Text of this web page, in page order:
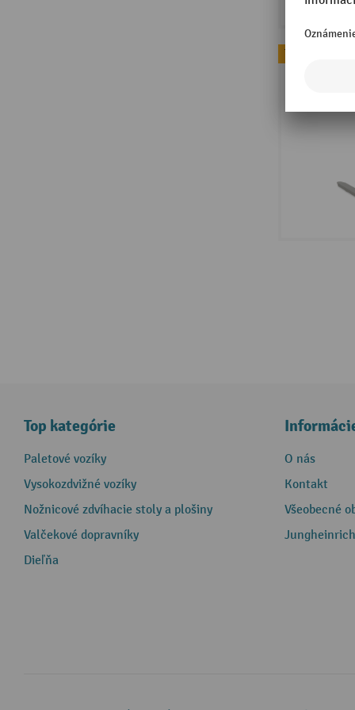
Topseller
Top kategórie
Paletové vozíky
Vysokozdvižné vozíky
Nožnicové zdvíhacie stoly a plošiny
Valčekové dopravníky
Dieľňa
O nás
Kontakt
Všeobecné